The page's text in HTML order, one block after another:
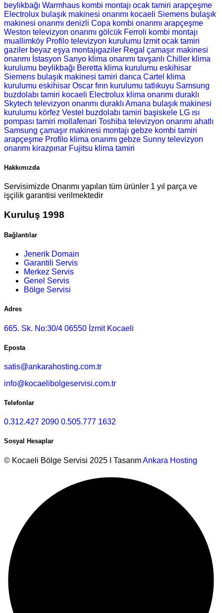
beylikbağı Warmhaus kombi montajı ocak tamiri arapçeşme
Electrolux bulaşık makinesi onarımı kocaeli Siemens bulaşık
makinesi onarımı denizli Copa kombi onarımı arapçeşme
Weston televizyon onarımı gölcük Ferroli kombi montajı
muallimköy Profilo televizyon kurulumu İzmit ocak tamiri
gaziler beyaz eşya montajıgaziler Regal çamaşır makinesi
onarımı İstasyon Sanyo klima onarımı tavşanlı Chiller klima
kurulumu beylikbağı Beretta klima kurulumu eskihisar
Siemens bulaşık makinesi tamiri darıca Cartel klima
kurulumu eskihisar Oscar fırın kurulumu tatlıkuyu Samsung
buzdolabı tamiri kocaeli Electrolux klima onarımı duraklı
Skytech televizyon onarımı duraklı Amana bulaşık makinesi
kurulumu körfez Vestel buzdolabı tamiri başiskele LG ısı
pompası tamiri mollafenari Toshiba televizyon onarımı ahatlı
Samsung çamaşır makinesi montajı gebze kombi tamiri
arapçeşme Profilo klima onarımı gebze Sunny televizyon
onarımı kirazpınar Fujitsu klima tamiri
Hakkımızda
Servisimizde Onarımı yapılan tüm ürünler 1 yıl parça ve
işçilik garantisi verilmektedir
Kuruluş 1998
Bağlantılar
Jenerik Domain
Garantili Servis
Merkez Servis
Genel Servis
Bölge Servisi
Adres
665. Sk. No:30/4 06550 İzmit Kocaeli
Eposta
satis@ankarahosting.com.tr
info@kocaelibolgeservisi.com.tr
Telefonlar
0.312.427 2090 0.505.777 1632
Sosyal Hesaplar
© Kocaeli Bölge Servisi 2025 I TasarımAnkara Hosting